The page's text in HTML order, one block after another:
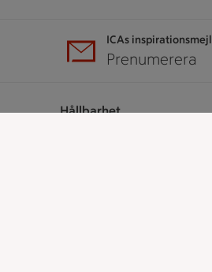
ICAs inspirationsmejl
Prenumerera
Hållbarhet